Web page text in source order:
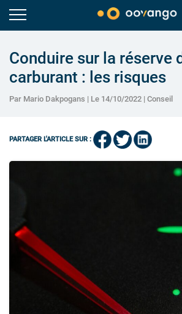
Conduire sur la réserve
carburant : les risques
Par Mario Dakpogans | Le 14/10/2022 | Conseil
PARTAGER L'ARTICLE SUR :